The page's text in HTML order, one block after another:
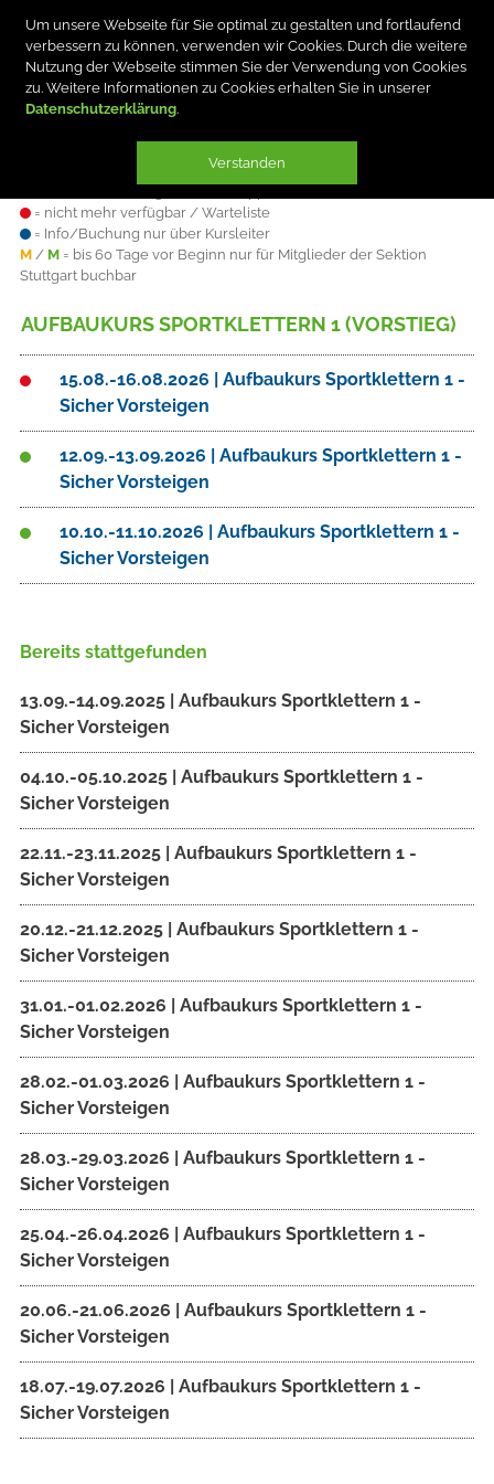
Um unsere Webseite für Sie optimal zu gestalten und fortlaufend
verbessern zu können, verwenden wir Cookies. Durch die weitere
Nutzung der Webseite stimmen Sie der Verwendung von Cookies
zu. Weitere Informationen zu Cookies erhalten Sie in unserer
Datenschutzerklärung
Verstanden
= nicht mehr verfügbar / Warteliste
= Info/Buchung nur über Kursleiter
M/ M= bis 60 Tage vor Beginn nur für Mitglieder der Sektion
Stuttgart buchbar
AUFBAUKURS SPORTKLETTERN 1 (VORSTIEG)
15.08.-16.08.2026 | Aufbaukurs Sportklettern 1 -
Sicher Vorsteigen
12.09.-13.09.2026 | Aufbaukurs Sportklettern 1 -
Sicher Vorsteigen
10.10.-11.10.2026 | Aufbaukurs Sportklettern 1 -
Sicher Vorsteigen
Bereits stattgefunden
13.09.-14.09.2025 | Aufbaukurs Sportklettern 1 -
Sicher Vorsteigen
04.10.-05.10.2025 | Aufbaukurs Sportklettern 1 -
Sicher Vorsteigen
22.11.-23.11.2025 | Aufbaukurs Sportklettern 1 -
Sicher Vorsteigen
20.12.-21.12.2025 | Aufbaukurs Sportklettern 1 -
Sicher Vorsteigen
31.01.-01.02.2026 | Aufbaukurs Sportklettern 1 -
Sicher Vorsteigen
28.02.-01.03.2026 | Aufbaukurs Sportklettern 1 -
Sicher Vorsteigen
28.03.-29.03.2026 | Aufbaukurs Sportklettern 1 -
Sicher Vorsteigen
25.04.-26.04.2026 | Aufbaukurs Sportklettern 1 -
Sicher Vorsteigen
20.06.-21.06.2026 | Aufbaukurs Sportklettern 1 -
Sicher Vorsteigen
18.07.-19.07.2026 | Aufbaukurs Sportklettern 1 -
Sicher Vorsteigen